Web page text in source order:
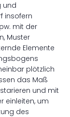
und
insofern
mit der
Muster
Elemente
plötzlich
das Maß
und mit
einleiten, um
des